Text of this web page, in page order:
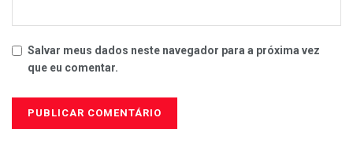
Salvar meus dados neste navegador para a próxima vez
que eu comentar.